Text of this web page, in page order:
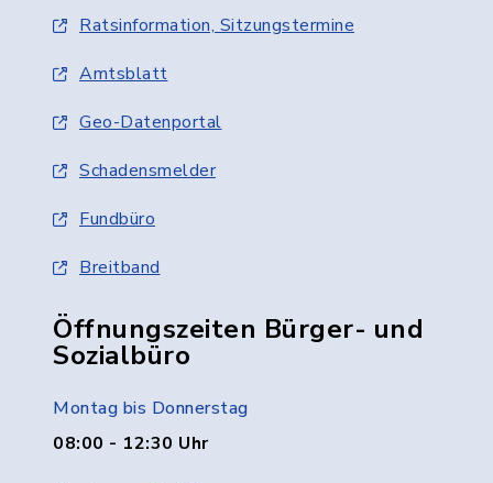
Ratsinformation, Sitzungstermine
Amtsblatt
Geo-Datenportal
Schadensmelder
Fundbüro
Breitband
Öffnungszeiten Bürger- und
Sozialbüro
Montag bis Donnerstag
08:00 - 12:30 Uhr